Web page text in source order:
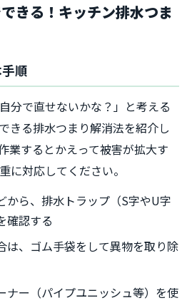
きる！キッチン排水つま
順
分で直せないかな？」と考える
きる排水つまり解消法を紹介し
業するとかえって被害が拡大す
に対応してください。
から、排水トラップ（S字やU字
確認する
は、ゴム手袋をして異物を取り除
ナー（パイプユニッシュ等）を使